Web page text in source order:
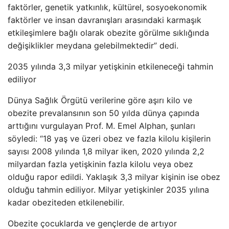
faktörler, genetik yatkınlık, kültürel, sosyoekonomik
faktörler ve insan davranışları arasındaki karmaşık
etkileşimlere bağlı olarak obezite görülme sıklığında
değişiklikler meydana gelebilmektedir” dedi.
2035 yılında 3,3 milyar yetişkinin etkileneceği tahmin
ediliyor
Dünya Sağlık Örgütü verilerine göre aşırı kilo ve
obezite prevalansının son 50 yılda dünya çapında
arttığını vurgulayan Prof. M. Emel Alphan, şunları
söyledi: “18 yaş ve üzeri obez ve fazla kilolu kişilerin
sayısı 2008 yılında 1,8 milyar iken, 2020 yılında 2,2
milyardan fazla yetişkinin fazla kilolu veya obez
olduğu rapor edildi. Yaklaşık 3,3 milyar kişinin ise obez
olduğu tahmin ediliyor. Milyar yetişkinler 2035 yılına
kadar obeziteden etkilenebilir.
Obezite çocuklarda ve gençlerde de artıyor